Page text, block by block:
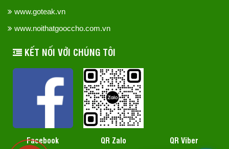
www.goteak.vn
www.noithatgooccho.com.vn
KẾT NỐI VỚI CHÚNG TÔI
Facebook QR Zalo QR Viber